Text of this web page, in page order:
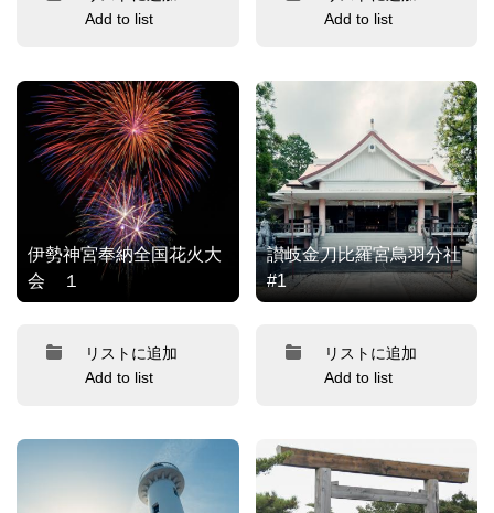
Add to list
Add to list
伊勢神宮奉納全国花火大
会 １
リストに追加
Add to list
讃岐金刀比羅宮鳥羽分社
#1
リストに追加
Add to list